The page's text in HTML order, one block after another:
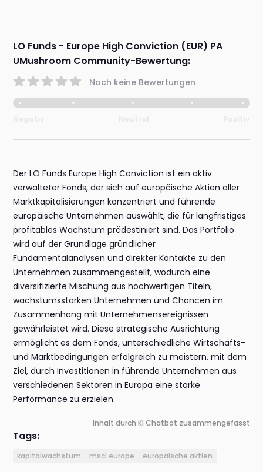
LO Funds - Europe High Conviction (EUR) PA
UMushroom Community-Bewertung:
Noch keine Bewertungen
Der LO Funds Europe High Conviction ist ein aktiv
verwalteter Fonds, der sich auf europäische Aktien aller
Marktkapitalisierungen konzentriert und führende
europäische Unternehmen auswählt, die für langfristiges
profitables Wachstum prädestiniert sind. Das Portfolio
wird auf der Grundlage gründlicher
Fundamentalanalysen und direkter Kontakte zu den
Unternehmen zusammengestellt, wodurch eine
diversifizierte Mischung aus hochwertigen Titeln,
wachstumsstarken Unternehmen und Chancen im
Zusammenhang mit Unternehmensereignissen
gewährleistet wird. Diese strategische Ausrichtung
ermöglicht es dem Fonds, unterschiedliche Wirtschafts-
und Marktbedingungen erfolgreich zu meistern, mit dem
Ziel, durch Investitionen in führende Unternehmen aus
verschiedenen Sektoren in Europa eine starke
Performance zu erzielen.
Inhalt durch KI Chatbot zusammengefasst
Tags:
kapitalwachstum msci europe europäische aktien